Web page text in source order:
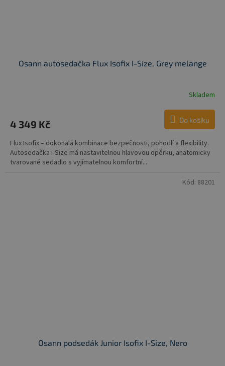
Osann autosedačka Flux Isofix I-Size, Grey melange
Skladem
4 349 Kč Do košíku
Flux Isofix – dokonalá kombinace bezpečnosti, pohodlí a flexibility.
Autosedačka i-Size má nastavitelnou hlavovou opěrku, anatomicky
tvarované sedadlo s vyjímatelnou komfortní...
Osann podsedák Junior Isofix I-Size, Nero
Kód: 88201